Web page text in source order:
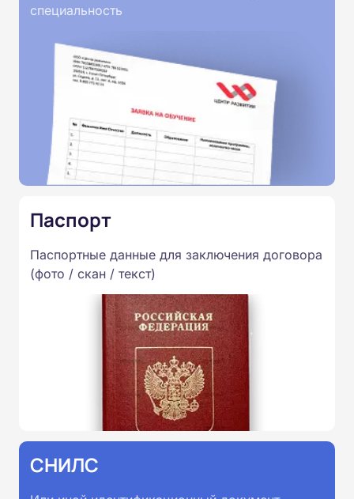
специальность
Паспорт
Паспортные данные для заключения договора
(фото / скан / текст)
СНИЛС